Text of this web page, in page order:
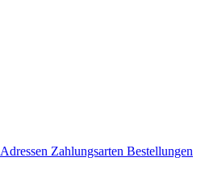
Adressen Zahlungsarten Bestellungen